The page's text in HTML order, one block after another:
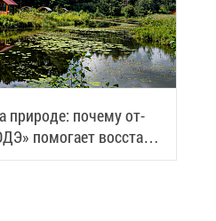
при­ро­де: по­че­му от­
по­мо­га­ет вос­ста­но­